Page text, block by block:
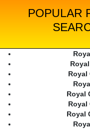
POPULAR
Royal
Royal
Royal
Royal